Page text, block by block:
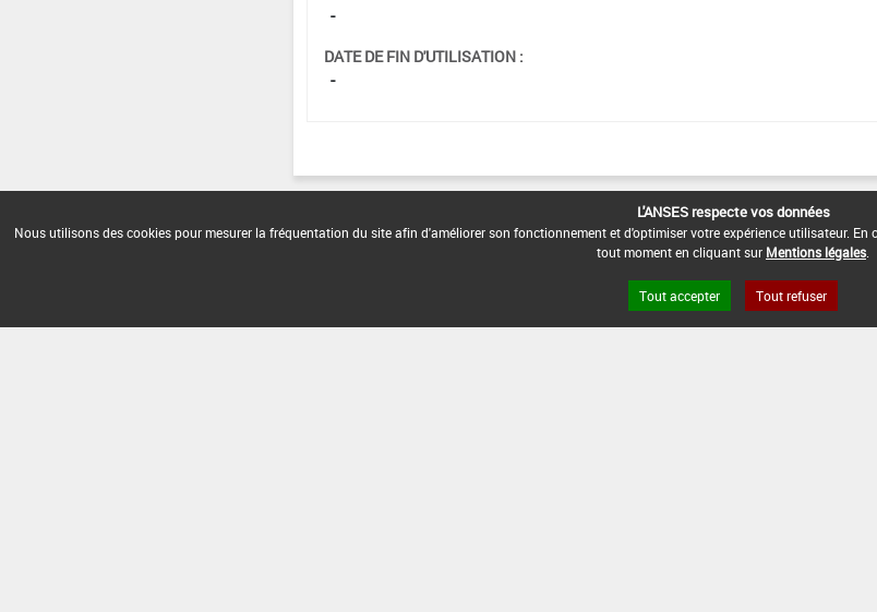
-
DATE DE FIN D'UTILISATION :
-
L'ANSES respecte vos données
Nous utilisons des cookies pour mesurer la fréquentation du site afin d'améliorer son fonctionnement et d'optimiser votre expérience utilisateur.
tout moment en cliquant sur Mentions légales
Tout accepter Tout refuser